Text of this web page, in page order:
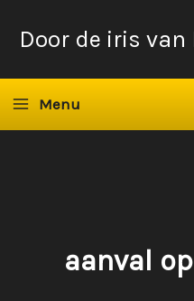
naarDoor de iris van
Menu
aanval